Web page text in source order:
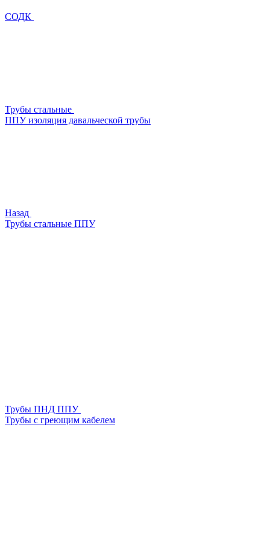
СОДК
Трубы стальные
ППУ изоляция давальческой трубы
Назад
Трубы стальные ППУ
Трубы ПНД ППУ
Трубы с греющим кабелем